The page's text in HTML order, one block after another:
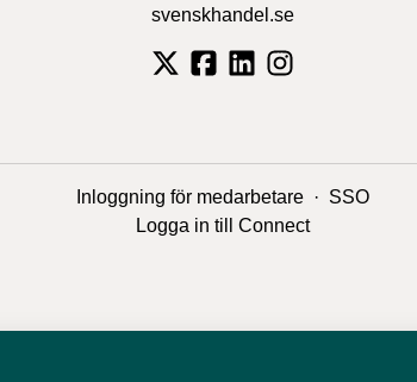
svenskhandel.se
Inloggning för medarbetare · SSO
Logga in till Connect